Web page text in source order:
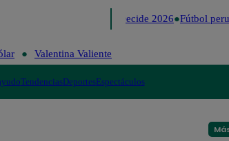
Perú Decide 2026 Fútbol
Valentina Valiente
TendenciasDeportesEspectáculos